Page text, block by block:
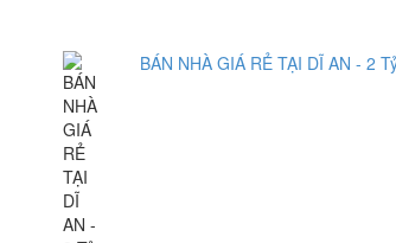
BÁN NHÀ GIÁ RẺ TẠI DĨ AN - 2